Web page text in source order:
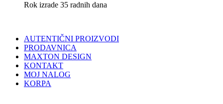
Rok izrade 35 radnih dana
AUTENTIČNI PROIZVODI
PRODAVNICA
MAXTON DESIGN
KONTAKT
MOJ NALOG
KORPA